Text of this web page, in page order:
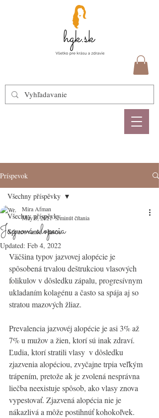
Príspevok
Všechny příspěvky
Spracovanie vlasov
Všechny příspěvky
Jazvová alopecia
Mira Afman
May 8, 20213 minút čítania
Updated: Feb 4, 2022
Väčšina typov jazvovej alopécie je
spôsobená trvalou deštrukciou vlasových
folikulov v dôsledku zápalu, progresívnym
ukladaním kolagénu a často sa spája aj so
stratou mazových žliaz.
Prevalencia jazvovéj alopécie je asi 3% až
7% u mužov a žien, ktorí sú inak zdraví.
Ľudia, ktorí stratili vlasy  v dôsledku
zjazvenia alopéciou, zvyčajne trpia veľkým
trápením, pretože ak je zvolená nesprávna
liečba neexistuje spôsob, ako vlasy znova
vypestovať. Zjazvená alopécia nie je
nákazlivá a môže postihnúť kohokoľvek.